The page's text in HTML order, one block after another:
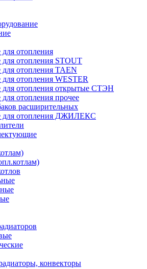
отопления
отопления STOUT
отопления TAEN
отопления WESTER
для отопления открытые СТЭН
отопления прочее
расширительных
для отопления ДЖИЛЕКС
конвекторы